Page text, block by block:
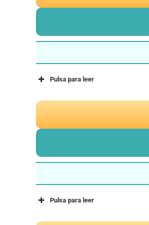
Pulsa para leer
Pulsa para leer